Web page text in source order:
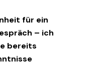
für ein
– ich
bereits